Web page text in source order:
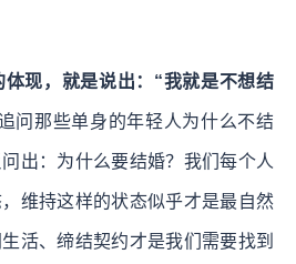
现，就是说出：“我就是不想结
问那些单身的年轻人为什么不结
出：为什么要结婚？我们每个人
维持这样的状态似乎才是最自然
活、缔结契约才是我们需要找到